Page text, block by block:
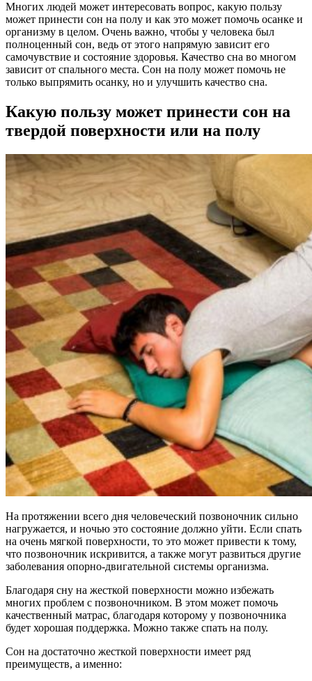
Многих людей может интересовать вопрос, какую пользу
может принести сон на полу и как это может помочь осанке и
организму в целом. Очень важно, чтобы у человека был
полноценный сон, ведь от этого напрямую зависит его
самочувствие и состояние здоровья. Качество сна во многом
зависит от спального места. Сон на полу может помочь не
только выпрямить осанку, но и улучшить качество сна.
Какую пользу может принести сон на
твердой поверхности или на полу
На протяжении всего дня человеческий позвоночник сильно
нагружается, и ночью это состояние должно уйти. Если спать
на очень мягкой поверхности, то это может привести к тому,
что позвоночник искривится, а также могут развиться другие
заболевания опорно-двигательной системы организма.
Благодаря сну на жесткой поверхности можно избежать
многих проблем с позвоночником. В этом может помочь
качественный матрас, благодаря которому у позвоночника
будет хорошая поддержка. Можно также спать на полу.
Сон на достаточно жесткой поверхности имеет ряд
преимуществ, а именно: